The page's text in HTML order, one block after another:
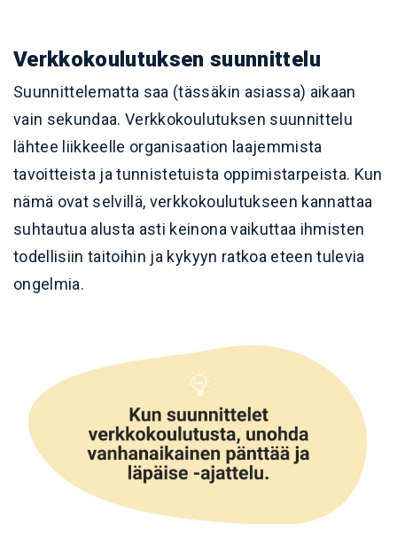
Verkkokoulutuksen suunnittelu
Suunnittelematta saa (tässäkin asiassa) aikaan
vain sekundaa.Verkkokoulutuksen suunnittelu
lähtee liikkeelle organisaation laajemmista
tavoitteista ja tunnistetuista oppimistarpeista. Kun
nämä ovat selvillä, verkkokoulutukseen kannattaa
suhtautua alusta asti keinona vaikuttaa ihmisten
todellisiin taitoihin ja kykyyn ratkoa eteen tulevia
ongelmia.